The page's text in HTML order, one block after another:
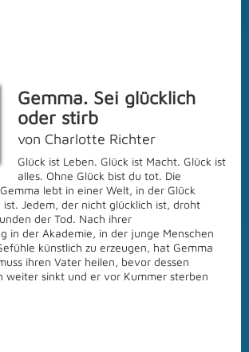
Gemma. Sei glücklich
oder stirb
von Charlotte Richter
Glück ist Leben. Glück ist Macht. Glück ist
alles. Ohne Glück bist du tot. Die
lebt in einer Welt, in der Glück
ist. Jedem, der nicht glücklich ist, droht
der Tod. Nach ihrer
in der Akademie, in der junge Menschen
künstlich zu erzeugen, hat Gemma
ihren Vater heilen, bevor dessen
weiter sinkt und er vor Kummer sterben